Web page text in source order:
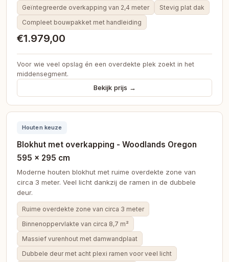
Geïntegreerde overkapping van 2,4 meter
Stevig plat dak
Compleet bouwpakket met handleiding
€1.979,00
Voor wie veel opslag én een overdekte plek zoekt in het
middensegment.
Bekijk prijs →
Houten keuze
Blokhut met overkapping - Woodlands Oregon
595 × 295 cm
Moderne houten blokhut met ruime overdekte zone van
circa 3 meter. Veel licht dankzij de ramen in de dubbele
deur.
Ruime overdekte zone van circa 3 meter
Binnenoppervlakte van circa 8,7 m²
Massief vurenhout met damwandplaat
Dubbele deur met acht plexi ramen voor veel licht